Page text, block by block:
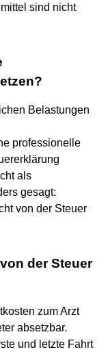
sind nicht
Belastungen
professionelle
als
gesagt:
von der Steuer
der Steuer
zum Arzt
absetzbar.
und letzte Fahrt